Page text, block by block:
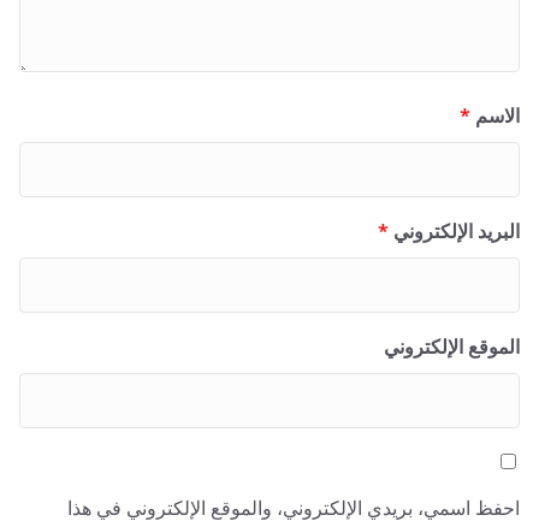
الاسم *
البريد الإلكتروني *
الموقع الإلكتروني
احفظ اسمي، بريدي الإلكتروني، والموقع الإلكتروني في هذا